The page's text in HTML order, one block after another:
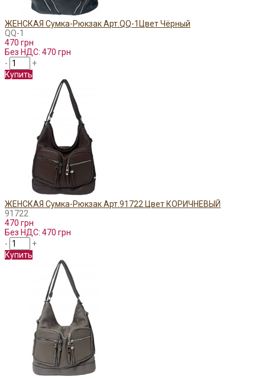
ЖЕНСКАЯ Сумка-Рюкзак Арт.QQ-1Цвет Чёрный
QQ-1
470 грн
Без НДС: 470 грн
-
+
Купить
ЖЕНСКАЯ Сумка-Рюкзак Арт.91722 Цвет КОРИЧНЕВЫЙ
91722
470 грн
Без НДС: 470 грн
-
+
Купить